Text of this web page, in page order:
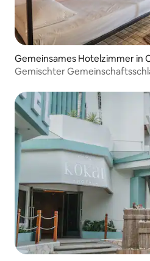
Gemeinsames Hotelzimmer in
Gemischter